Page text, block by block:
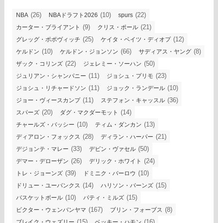
NBA (26) NBAドラフト2026 (10) spurs (22)
カーター・ブライアント (9) クリス・ポール (21)
グレッグ・ポポヴィッチ (25) ケイタ・ベイツ・ディオプ(12)
ケルドン (10) ケルドン・ジョンソン (66) サディアス・ヤング (8)
ザック・コリンズ (22) ジェレミー・ソーハン (50)
ジュリアン・シャンパニー (11) ジョシュ・プリモ (23)
ジョシュ・リチャードソン (11) ジョック・ランデール (10)
ジョー・ヴィースカンプ(11) ステフォン・キャッスル (36)
スパーズ (20) ダグ・マクダーモット (14)
チャールズ・バッシー (10) ティム・ダンカン (13)
ディアロン・フォックス (28) ディラン・ハーパー (21)
デジョンテ・マレー (33) デビン・ヴァセル (50)
デマー・デローザン (26) デリック・ホワイト (24)
トレ・ジョーンズ (39) ドミニク・バーロウ (10)
ドリュー・ユーバンクス (14) ハリソン・バーンズ (15)
バスケットボール (10) パティ・ミルズ (15)
ビクター・ウェンバンヤマ (167) ブリン・フォーブス (8)